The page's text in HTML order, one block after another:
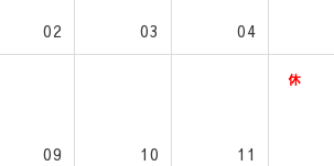
02 03 04
09 10 11